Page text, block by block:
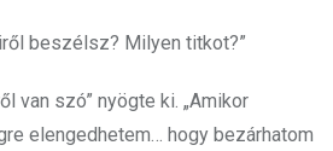
beszélsz? Milyen titkot?”
van szó” nyögte ki. „Amikor
elengedhetem… hogy bezárhatom